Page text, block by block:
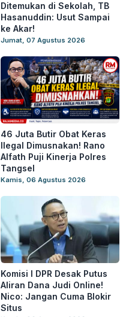
Ditemukan di Sekolah, TB
Hasanuddin: Usut Sampai
ke Akar!
Jumat, 07 Agustus 2026
46 Juta Butir Obat Keras
Ilegal Dimusnakan! Rano
Alfath Puji Kinerja Polres
Tangsel
Kamis, 06 Agustus 2026
Komisi I DPR Desak Putus
Aliran Dana Judi Online!
Nico: Jangan Cuma Blokir
Situs